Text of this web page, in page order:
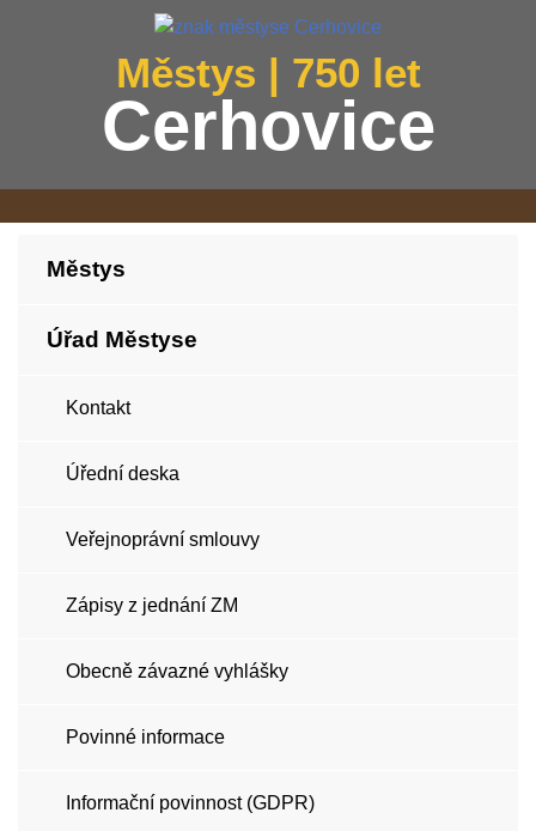
Městys | 750 let
Cerhovice
Městys
Úřad Městyse
Kontakt
Úřední deska
Veřejnoprávní smlouvy
Zápisy z jednání ZM
Obecně závazné vyhlášky
Povinné informace
Informační povinnost (GDPR)